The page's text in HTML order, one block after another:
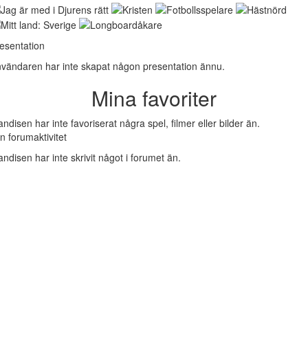
har inte skapat någon presentation ännu.
Mina favoriter
har inte favoriserat några spel, filmer eller bilder än.
forumaktivitet
har inte skrivit något i forumet än.